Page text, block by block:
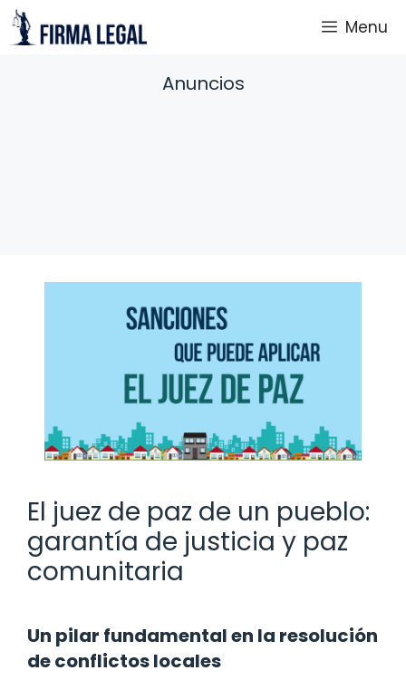
Saltar
al
Menu
Anuncios
El juez de paz de un pueblo:
garantía de justicia y paz
comunitaria
Un pilar fundamental en la resolución
de conflictos locales